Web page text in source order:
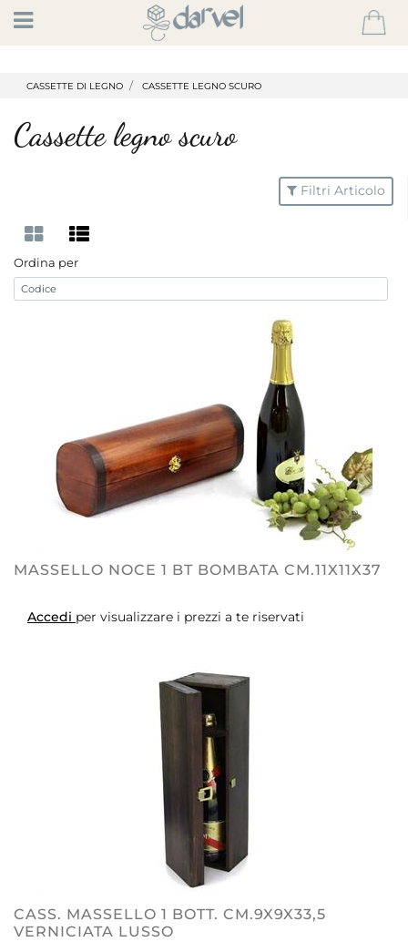
Open
CASSETTE DI LEGNO CASSETTE LEGNO SCURO
Cassette legno scuro
Filtri Articolo
Ordina per
MASSELLO NOCE 1 BT BOMBATA CM.11X11X37
Accedi per visualizzare i prezzi a te riservati
CASS. MASSELLO 1 BOTT. CM.9X9X33,5
VERNICIATA LUSSO